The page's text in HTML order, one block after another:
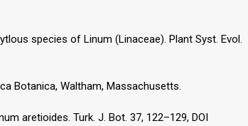
species of Linum (Linaceae). Plant Syst. Evol.
Botanica, Waltham, Massachusetts.
aretioides. Turk. J. Bot. 37, 122–129, DOI